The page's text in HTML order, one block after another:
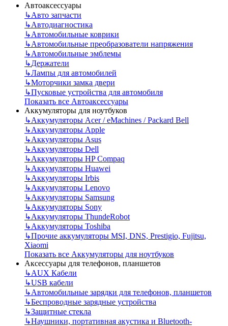
Автоаксессуары
↳Авто запчасти
↳Автодиагностика
↳Автомобильные коврики
↳Автомобильные преобразователи напряжения
↳Автомобильные эмблемы
↳Держатели
↳Лампы для автомобилей
↳Моторчики замка двери
↳Пусковые устройства для автомобиля
Показать все Автоаксессуары
Аккумуляторы для ноутбуков
↳Аккумуляторы Acer / eMachines / Packard Bell
↳Аккумуляторы Apple
↳Аккумуляторы Asus
↳Аккумуляторы Dell
↳Аккумуляторы HP Compaq
↳Аккумуляторы Huawei
↳Аккумуляторы Irbis
↳Аккумуляторы Lenovo
↳Аккумуляторы Samsung
↳Аккумуляторы Sony
↳Аккумуляторы ThundeRobot
↳Аккумуляторы Toshiba
↳Прочие аккумуляторы MSI, DNS, Prestigio, Fujitsu,
Xiaomi
Показать все Аккумуляторы для ноутбуков
Аксессуары для телефонов, планшетов
↳AUX Кабели
↳USB кабели
↳Автомобильные зарядки для телефонов, планшетов
↳Беспроводные зарядные устройства
↳Защитные стекла
↳Наушники, портативная акустика и Bluetooth-